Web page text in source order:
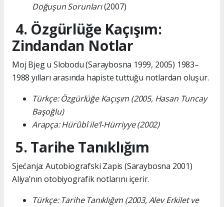
Doğuşun Sorunları(2007)
4. Özgürlüğe Kaçışım:
Zindandan Notlar
Moj Bjeg u Slobodu (Saraybosna 1999, 2005) 1983–
1988 yılları arasında hapiste tuttuğu notlardan oluşur.
Türkçe: Özgürlüğe Kaçışım (2005, Hasan Tuncay
Başoğlu)
Arapça: Hürûbî ile’l-Hürriyye (2002)
5. Tarihe Tanıklığım
Sjećanja: Autobiografski Zapis (Saraybosna 2001)
Aliya’nın otobiyografik notlarını içerir.
Türkçe: Tarihe Tanıklığım (2003, Alev Erkilet ve